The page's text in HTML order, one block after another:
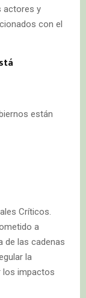
actores y
con el
están
Críticos.
a
de las cadenas
la
los impactos